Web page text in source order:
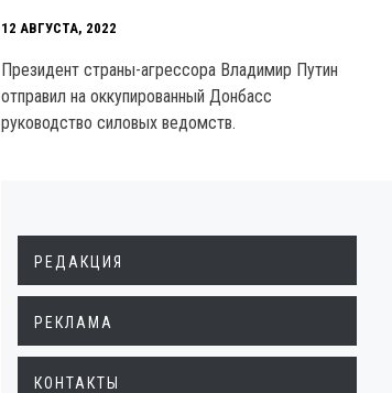
12 АВГУСТА, 2022
Президент страны-агрессора Владимир Путин
отправил на оккупированный Донбасс
руководство силовых ведомств.
РЕДАКЦИЯ
РЕКЛАМА
КОНТАКТЫ